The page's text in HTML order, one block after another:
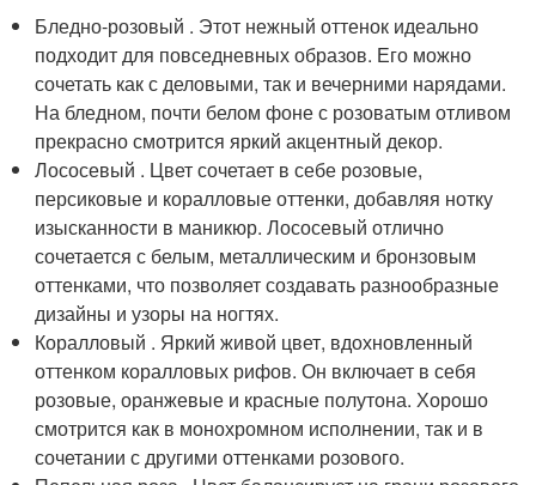
Бледно-розовый . Этот нежный оттенок идеально
подходит для повседневных образов. Его можно
сочетать как с деловыми, так и вечерними нарядами.
На бледном, почти белом фоне с розоватым отливом
прекрасно смотрится яркий акцентный декор.
Лососевый . Цвет сочетает в себе розовые,
персиковые и коралловые оттенки, добавляя нотку
изысканности в маникюр. Лососевый отлично
сочетается с белым, металлическим и бронзовым
оттенками, что позволяет создавать разнообразные
дизайны и узоры на ногтях.
Коралловый . Яркий живой цвет, вдохновленный
оттенком коралловых рифов. Он включает в себя
розовые, оранжевые и красные полутона. Хорошо
смотрится как в монохромном исполнении, так и в
сочетании с другими оттенками розового.